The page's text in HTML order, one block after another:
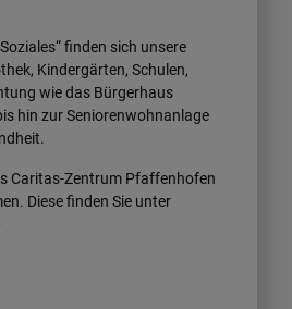
finden sich unsere
Kindergärten, Schulen,
wie das Bürgerhaus
hin zur Seniorenwohnanlage
Caritas-Zentrum Pfaffenhofen
Diese finden Sie unter